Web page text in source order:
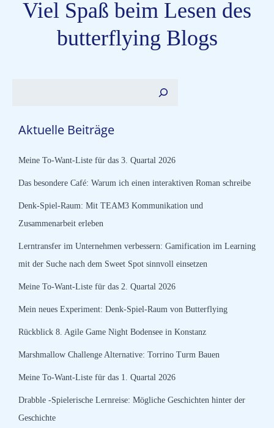
Viel Spaß beim Lesen des
butterflying Blogs
Aktuelle Beiträge
Meine To-Want-Liste für das 3. Quartal 2026
Das besondere Café: Warum ich einen interaktiven Roman schreibe
Denk-Spiel-Raum: Mit TEAM3 Kommunikation und
Zusammenarbeit erleben
Lerntransfer im Unternehmen verbessern: Gamification im Learning
mit der Suche nach dem Sweet Spot sinnvoll einsetzen
Meine To-Want-Liste für das 2. Quartal 2026
Mein neues Experiment: Denk-Spiel-Raum von Butterflying
Rückblick 8. Agile Game Night Bodensee in Konstanz
Marshmallow Challenge Alternative: Torrino Turm Bauen
Meine To-Want-Liste für das 1. Quartal 2026
Drabble -Spielerische Lernreise: Mögliche Geschichten hinter der
Geschichte